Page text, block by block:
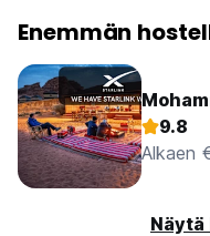
Enemmän
9.8
Alkaen
Näytä